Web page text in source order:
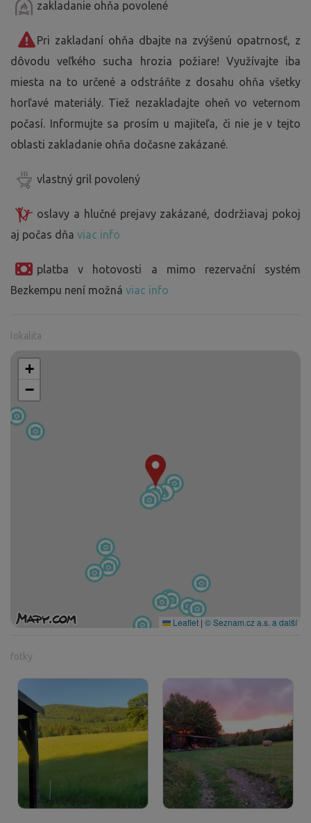
zakladanie ohňa povolené
Pri zakladaní ohňa dbajte na zvýšenú opatrnosť, z
dôvodu veľkého sucha hrozia požiare! Využívajte iba
miesta na to určené a odstráňte z dosahu ohňa všetky
horľavé materiály. Tiež nezakladajte oheň vo veternom
počasí. Informujte sa prosím u majiteľa, či nie je v tejto
oblasti zakladanie ohňa dočasne zakázané.
vlastný gril povolený
oslavy a hlučné prejavy zakázané, dodržiavaj pokoj
aj počas dňa viac info
platba v hotovosti a mimo rezervační systém
Bezkempu není možná viac info
lokalita
+
−
Leaflet | © Seznam.cz a.s. a další
fotky